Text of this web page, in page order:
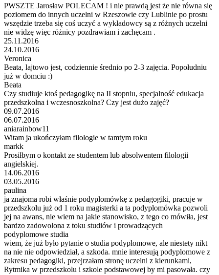
PWSZTE Jarosław POLECAM ! i nie prawdą jest że nie równa się
poziomem do innych uczelni w Rzeszowie czy Lublinie po prostu
wszędzie trzeba się coś uczyć a wykładowcy są z różnych uczelni
nie widzę więc różnicy pozdrawiam i zachęcam .
25.11.2016
24.10.2016
Veronica
Beata, lajtowo jest, codziennie średnio po 2-3 zajęcia. Popołudniu
już w domciu :)
Beata
Czy studiuje ktoś pedagogikę na II stopniu, specjalność edukacja
przedszkolna i wczesnoszkolna? Czy jest dużo zajęć?
09.07.2016
06.07.2016
aniarainbow11
Witam ja ukończyłam filologie w tamtym roku
markk
Prosiłbym o kontakt ze studentem lub absolwentem filologii
angielskiej.
14.06.2016
03.05.2016
paulina
ja znajoma robi właśnie podyplomówkę z pedagogiki, pracuje w
przedszkolu już od 1 roku magisterki a ta podyplomówka pozwoli
jej na awans, nie wiem na jakie stanowisko, z tego co mówiła, jest
bardzo zadowolona z toku studiów i prowadzących
podyplomowe studia
wiem, że już było pytanie o studia podyplomowe, ale niestety nikt
na nie nie odpowiedział, a szkoda. mnie interesują podyplomowe z
zakresu pedagogiki, przejrzałam stronę uczelni z kierunkami,
Rytmika w przedszkolu i szkole podstawowej by mi pasowała. czy